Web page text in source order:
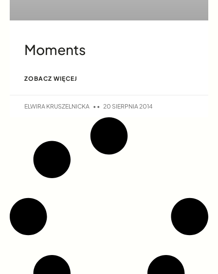
Moments
ZOBACZ WIĘCEJ
ELWIRA KRUSZELNICKA 20 SIERPNIA 2014